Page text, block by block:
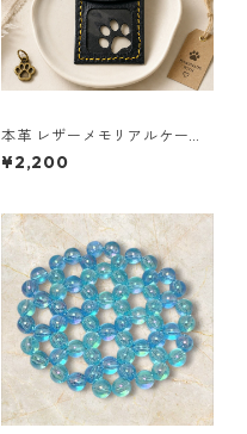
本革 レザーメモリアルケース
黒 クリア窓 肉球 ペット遺毛ケ
ース ハンドメイド
¥2,200